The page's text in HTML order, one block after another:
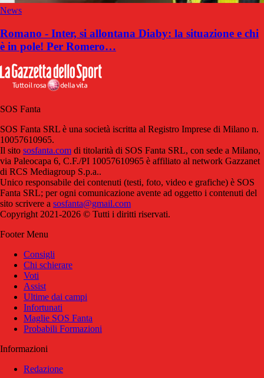
News
Romano - Inter, si allontana Diaby: la situazione e chi
è in pole! Per Romero…
SOS Fanta
SOS Fanta SRL è una società iscritta al Registro Imprese di Milano n.
10057610965.
Il sito sosfanta.com di titolarità di SOS Fanta SRL, con sede a Milano,
via Paleocapa 6, C.F./PI 10057610965 è affiliato al network Gazzanet
di RCS Mediagroup S.p.a..
Unico responsabile dei contenuti (testi, foto, video e grafiche) è SOS
Fanta SRL; per ogni comunicazione avente ad oggetto i contenuti del
sito scrivere a sosfanta@gmail.com
Copyright 2021-2026 © Tutti i diritti riservati.
Footer Menu
Consigli
Chi schierare
Voti
Assist
Ultime dai campi
Infortunati
Maglie SOS Fanta
Probabili Formazioni
Informazioni
Redazione